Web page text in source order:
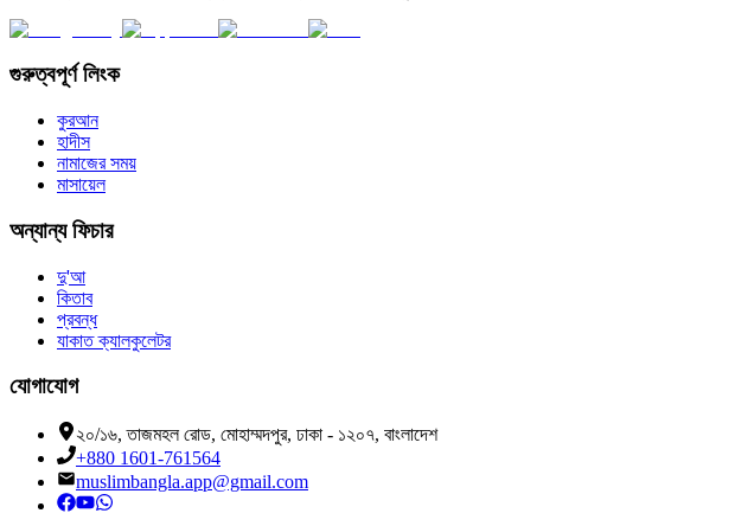
গুরুত্বপূর্ণ লিংক
কুরআন
হাদীস
নামাজের সময়
মাসায়েল
অন্যান্য ফিচার
দু'আ
কিতাব
প্রবন্ধ
যাকাত ক্যালকুলেটর
যোগাযোগ
২০/১৬, তাজমহল রোড, মোহাম্মদপুর, ঢাকা - ১২০৭, বাংলাদেশ
+880 1601-761564
muslimbangla.app@gmail.com